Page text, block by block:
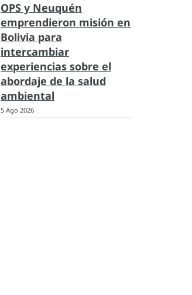
OPS y Neuquén
emprendieron misión en
Bolivia para
intercambiar
experiencias sobre el
abordaje de la salud
ambiental
5 Ago 2026